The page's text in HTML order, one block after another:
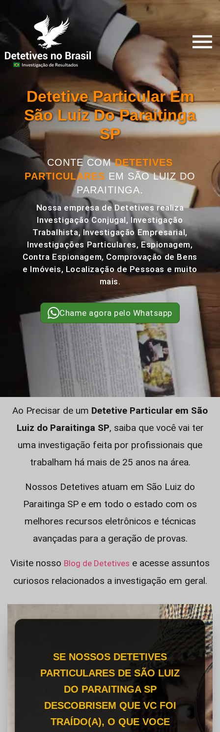
Detetive Particular Em
São Luiz Do Paraitinga
SP
CONTE COMDETETIVES
PARTICULARES EM SÃO LUIZ DO
PARAITINGA.
Nossa empresa de Detetives realiza
Investigação Conjugal, Investigação
Trabalhista, Investigação Empresarial,
Investigações Particulares, Espionagem,
Contra Espionagem, Comprovação de Bens
e Imóveis, Localização de Pessoas e muito
mais.
Chame agora pelo Whatsapp
Ao Precisar de um Detetive Particular em São
Luiz do Paraitinga SP, saiba que você vai ter
uma investigação feita por profissionais que
trabalham há mais de 25 anos na área.
Nossos Detetives atuam em São Luiz do
Paraitinga SP e em todo o estado com os
melhores recursos eletrônicos e técnicas
avançadas para a geração de provas.
Visite nosso Blog de Detetives e acesse assuntos
curiosos relacionados a investigação em geral.
SE NOSSOS DETETIVES
PARTICULARES DE SÃO LUIZ
DO PARAITINGA SP
DESCOBRISEM QUE VC FOI
TRAÍDO(A), O QUE VOCE